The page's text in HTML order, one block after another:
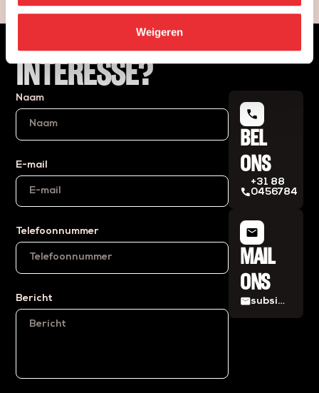
Weigeren
INTERESSE?
Naam
E-mail
Telefoonnummer
Bericht
phone
BEL
ONS
phone
+31 88
0456784
mail
MAIL
ONS
mail subsidies@eiffelprojects.nl